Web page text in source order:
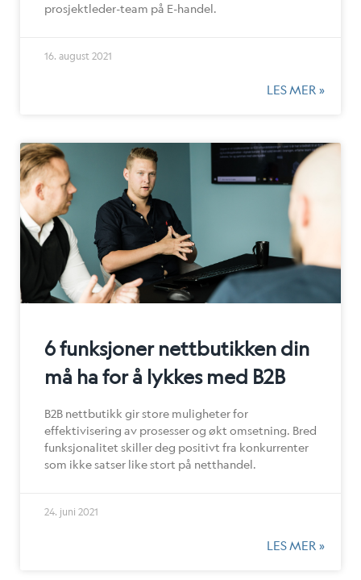
prosjektleder-team på E-handel.
LES MER »
16. august 2021
6 funksjoner nettbutikken din
må ha for å lykkes med B2B
B2B nettbutikk gir store muligheter for
effektivisering av prosesser og økt omsetning. Bred
funksjonalitet skiller deg positivt fra konkurrenter
som ikke satser like stort på netthandel.
LES MER »
24. juni 2021